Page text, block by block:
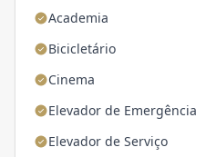
Academia
Bicicletário
Cinema
Elevador de Emergência
Elevador de Serviço